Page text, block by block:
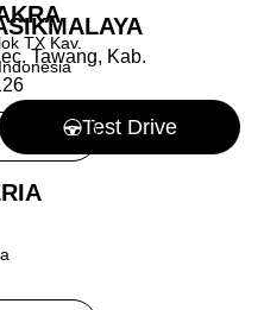
TX Kav.
Tawang, Kab.
Test Drive